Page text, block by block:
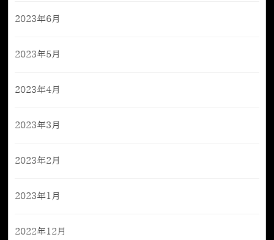
2023年6月
2023年5月
2023年4月
2023年3月
2023年2月
2023年1月
2022年12月